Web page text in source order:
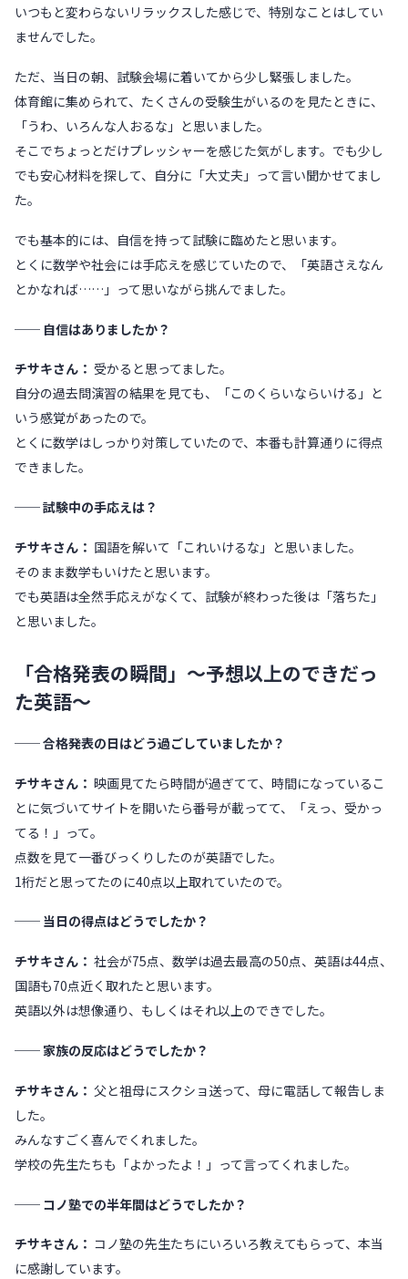
いつもと変わらないリラックスした感じで、特別なことはしてい
ませんでした。
ただ、当日の朝、試験会場に着いてから少し緊張しました。
体育館に集められて、たくさんの受験生がいるのを見たときに、
「うわ、いろんな人おるな」と思いました。
そこでちょっとだけプレッシャーを感じた気がします。でも少し
でも安心材料を探して、自分に「大丈夫」って言い聞かせてまし
た。
でも基本的には、自信を持って試験に臨めたと思います。
とくに数学や社会には手応えを感じていたので、「英語さえなん
とかなれば……」って思いながら挑んでました。
── 自信はありましたか？
チサキさん： 受かると思ってました。
自分の過去問演習の結果を見ても、「このくらいならいける」と
いう感覚があったので。
とくに数学はしっかり対策していたので、本番も計算通りに得点
できました。
── 試験中の手応えは？
チサキさん： 国語を解いて「これいけるな」と思いました。
そのまま数学もいけたと思います。
でも英語は全然手応えがなくて、試験が終わった後は「落ちた」
と思いました。
「合格発表の瞬間」〜予想以上のできだっ
た英語〜
── 合格発表の日はどう過ごしていましたか？
チサキさん： 映画見てたら時間が過ぎてて、時間になっているこ
とに気づいてサイトを開いたら番号が載ってて、「えっ、受かっ
てる！」って。
点数を見て一番びっくりしたのが英語でした。
1桁だと思ってたのに40点以上取れていたので。
── 当日の得点はどうでしたか？
チサキさん： 社会が75点、数学は過去最高の50点、英語は44点、
国語も70点近く取れたと思います。
英語以外は想像通り、もしくはそれ以上のできでした。
── 家族の反応はどうでしたか？
チサキさん： 父と祖母にスクショ送って、母に電話して報告しま
した。
みんなすごく喜んでくれました。
学校の先生たちも「よかったよ！」って言ってくれました。
── コノ塾での半年間はどうでしたか？
チサキさん： コノ塾の先生たちにいろいろ教えてもらって、本当
に感謝しています。